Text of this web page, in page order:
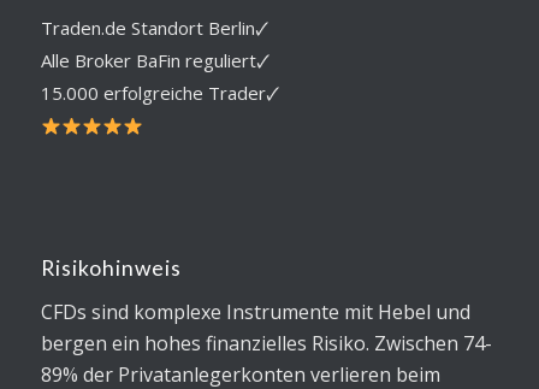
Traden.de Standort Berlin🗸
Alle Broker BaFin reguliert🗸
15.000 erfolgreiche Trader🗸
Risikohinweis
CFDs sind komplexe Instrumente mit Hebel und
bergen ein hohes finanzielles Risiko. Zwischen 74-
89% der Privatanlegerkonten verlieren beim